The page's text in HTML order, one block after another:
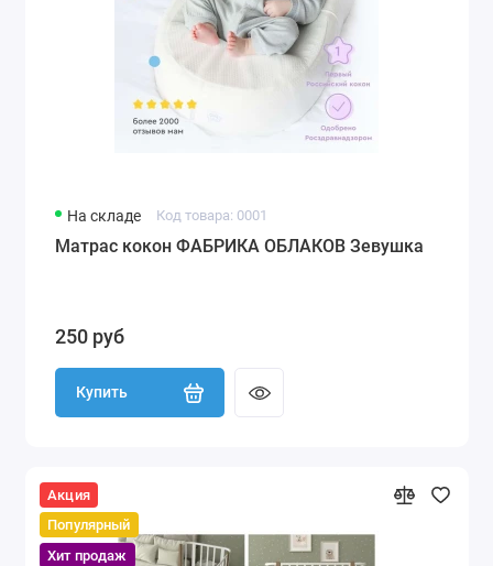
На складе Код товара: 0001
Матрас кокон ФАБРИКА ОБЛАКОВ Зевушка
250 руб
Купить
Акция
Популярный
Хит продаж